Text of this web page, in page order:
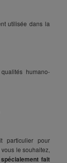
utilisée dans la
humano-
particulier pour
le souhaitez,
fait